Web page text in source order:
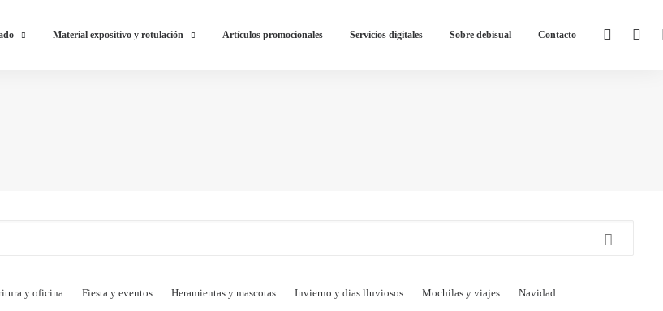
Material expositivo y rotulación Artículos promocionales Servicios digitales Sobre debisual Contacto
y oficina Fiesta y eventos Heramientas y mascotas Invierno y dias lluviosos Mochilas y viajes Navidad